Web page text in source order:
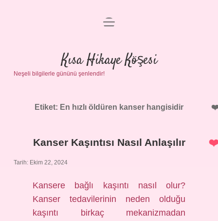
Anasayfa
Gizlilik Politikası
Yasal Uyarı
menüyü
Kısa Hikaye Köşesi
Neşeli bilgilerle gününü şenlendir!
Etiket: En hızlı öldüren kanser hangisidir
Kanser Kaşıntısı Nasıl Anlaşılır
Tarih: Ekim 22, 2024
Kansere bağlı kaşıntı nasıl olur?
Kanser tedavilerinin neden olduğu
kaşıntı birkaç mekanizmadan